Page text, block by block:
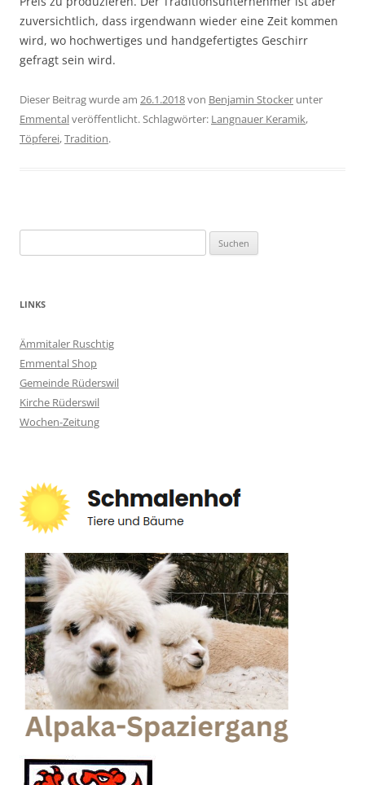
zuversichtlich, dass irgendwann wieder eine Zeit kommen
wird, wo hochwertiges und handgefertigtes Geschirr
gefragt sein wird.
Dieser Beitrag wurde am 26.1.2018von Benjamin Stocker unter
Emmentalveröffentlicht. Schlagwörter: Langnauer Keramik,
Töpferei,Tradition.
nach:
LINKS
Ämmitaler Ruschtig
Emmental Shop
Gemeinde Rüderswil
Kirche Rüderswil
Wochen-Zeitung